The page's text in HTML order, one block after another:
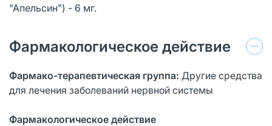
"Апельсин") - 6 мг.
Фармакологическое действие
Фармако-терапевтическая группа: Другие средства
для лечения заболеваний нервной системы
Фармакологическое действие